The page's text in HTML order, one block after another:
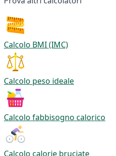
Calcolo BMI (IMC)
Calcolo peso ideale
Calcolo fabbisogno calorico
Calcolo calorie bruciate